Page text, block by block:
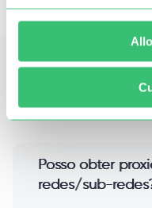
interrupções.
Perguntas
Posso obter
redes/sub-